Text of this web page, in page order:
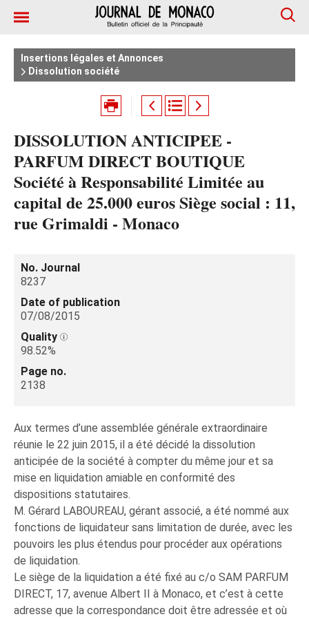
Insertions légales et Annonces
Dissolution société
DISSOLUTION ANTICIPEE -
PARFUM DIRECT BOUTIQUE
Société à Responsabilité Limitée au
capital de 25.000 euros Siège social : 11,
rue Grimaldi - Monaco
No. Journal
8237
Date of publication
07/08/2015
Quality
98.52%
Page no.
2138
Aux termes d’une assemblée générale extraordinaire
réunie le 22 juin 2015, il a été décidé la dissolution
anticipée de la société à compter du même jour et sa
mise en liquidation amiable en conformité des
dispositions statutaires.
M. Gérard LABOUREAU, gérant associé, a été nommé aux
fonctions de liquidateur sans limitation de durée, avec les
pouvoirs les plus étendus pour procéder aux opérations
de liquidation.
Le siège de la liquidation a été fixé au c/o SAM PARFUM
DIRECT, 17, avenue Albert II à Monaco, et c’est à cette
adresse que la correspondance doit être adressée et où